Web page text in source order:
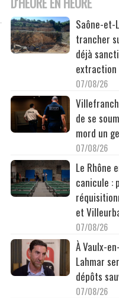
Saône-et-
trancher
déjà
07/08/26
de se
mord un
07/08/26
Le Rhône
canicule :
et
07/08/26
À Vaulx-
Lahmar
dépôts
07/08/26